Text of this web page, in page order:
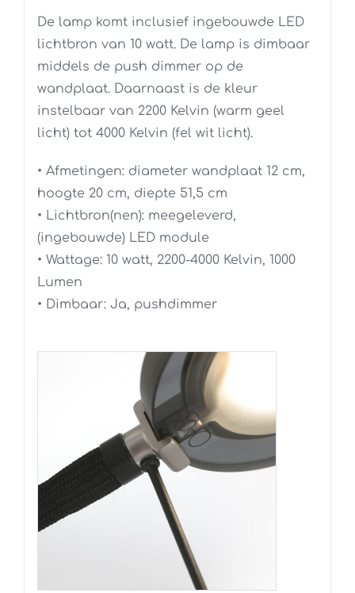
De lamp komt inclusief ingebouwde LED
lichtbron van 10 watt. De lamp is dimbaar
middels de push dimmer op de
wandplaat. Daarnaast is de kleur
instelbaar van 2200 Kelvin (warm geel
licht) tot 4000 Kelvin (fel wit licht).
• Afmetingen: diameter wandplaat 12 cm,
hoogte 20 cm, diepte 51,5 cm
• Lichtbron(nen): meegeleverd,
(ingebouwde) LED module
• Wattage: 10 watt, 2200-4000 Kelvin, 1000
Lumen
• Dimbaar: Ja, pushdimmer